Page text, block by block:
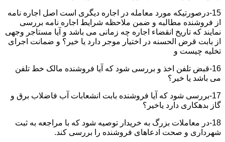
15-درصورتیکه مورد معامله در اجاره دیگری است اصل اجاره نامه
از فروشنده مطالبه و ضمن ملاحظه شرایط اجاره نامه بررسی
نمایند که تاریخ انقضاء اجاره چه زمانی می باشد و آیا مستاجر وجهی
از بابت قرض الحسنه در اختیار موجر دارد یا خیر؟ و ضمانت اجرای
تخلیه چیست و
16-قبض تلفن اخذ و بررسی شود که آیا فروشنده مالک خط تلفن
می باشد یا خیر؟
17-بررسی شود که آیا فروشنده بابت انشعابات آب فاضلاب برق و
گاز بدهکاری دارد یاخیر؟
18-در معاملات بزرگ به خریدار توصیه شود که با مراجعه به ثبت
شهرداری و صحت ادعاهای فروشنده را بررسی کند.